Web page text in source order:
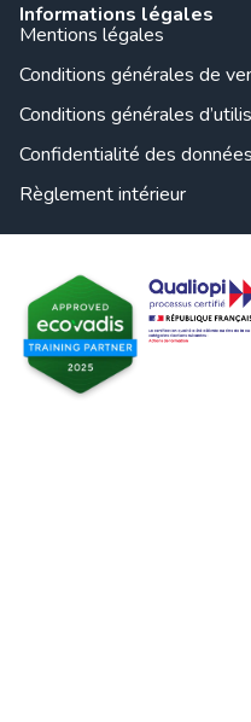
Informations légales
Mentions légales
Conditions générales de
Conditions générales
Confidentialité des données
Règlement intérieur